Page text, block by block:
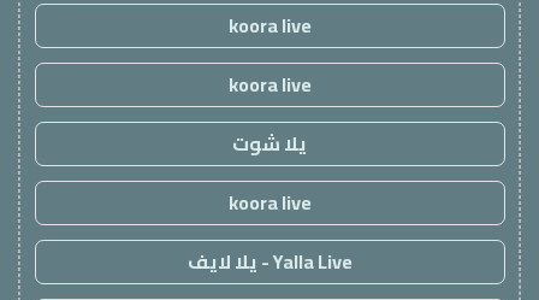
koora live
koora live
يلا شوت
koora live
Yalla Live - يلا لايف